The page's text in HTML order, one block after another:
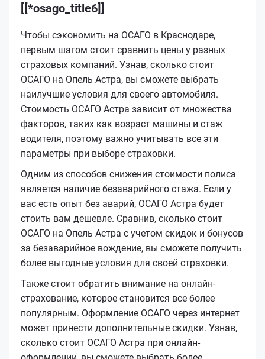
[[*osago_title6]]
Чтобы сэкономить на ОСАГО в Краснодаре,
первым шагом стоит сравнить цены у разных
страховых компаний. Узнав, сколько стоит
ОСАГО на Опель Астра, вы сможете выбрать
наилучшие условия для своего автомобиля.
Стоимость ОСАГО Астра зависит от множества
факторов, таких как возраст машины и стаж
водителя, поэтому важно учитывать все эти
параметры при выборе страховки.
Одним из способов снижения стоимости полиса
является наличие безаварийного стажа. Если у
вас есть опыт без аварий, ОСАГО Астра будет
стоить вам дешевле. Сравнив, сколько стоит
ОСАГО на Опель Астра с учетом скидок и бонусов
за безаварийное вождение, вы сможете получить
более выгодные условия для своей страховки.
Также стоит обратить внимание на онлайн-
страхование, которое становится все более
популярным. Оформление ОСАГО через интернет
может принести дополнительные скидки. Узнав,
сколько стоит ОСАГО Астра при онлайн-